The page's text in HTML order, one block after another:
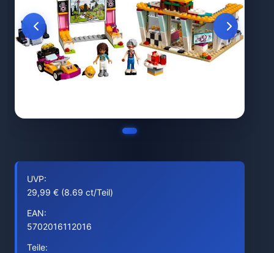
UVP:
29,99 € (8.69 ct/Teil)
EAN:
5702016112016
Teile: